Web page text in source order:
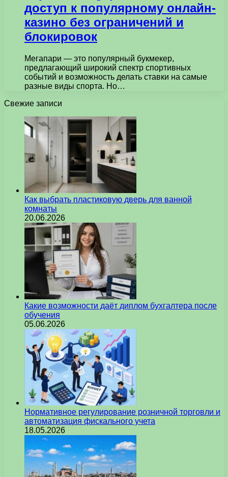
доступ к популярному онлайн-
казино без ограничений и
блокировок
Мегапари — это популярный букмекер,
предлагающий широкий спектр спортивных
событий и возможность делать ставки на самые
разные виды спорта. Но…
Свежие записи
Как выбрать пластиковую дверь для ванной
комнаты
20.06.2026
Какие возможности даёт диплом бухгалтера после
обучения
05.06.2026
Нормативное регулирование розничной торговли и
автоматизация фискального учета
18.05.2026